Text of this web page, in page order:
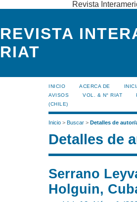
Revista
REVISTA
RIAT
INICIO ACERCA DE
AVISOS
VOL. & N° RIAT
(CHILE)
Inicio > Buscar > Detalles de autor/
Detalles de
Serrano
Holguin,